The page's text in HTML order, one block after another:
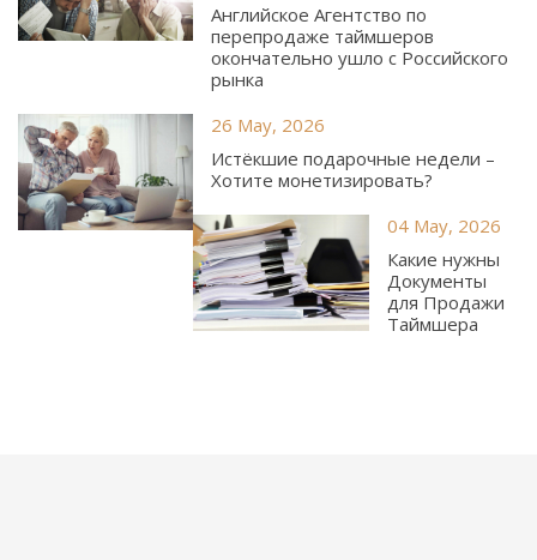
Английское Агентство по
перепродаже таймшеров
окончательно ушло с Российского
рынка
26 May, 2026
Истёкшие подарочные недели –
Хотите монетизировать?
04 May, 2026
Какие нужны
Документы
для Продажи
Таймшера